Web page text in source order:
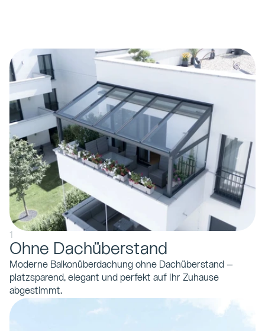
1
Ohne Dachüberstand
Moderne Balkonüberdachung ohne Dachüberstand –
platzsparend, elegant und perfekt auf Ihr Zuhause
abgestimmt.